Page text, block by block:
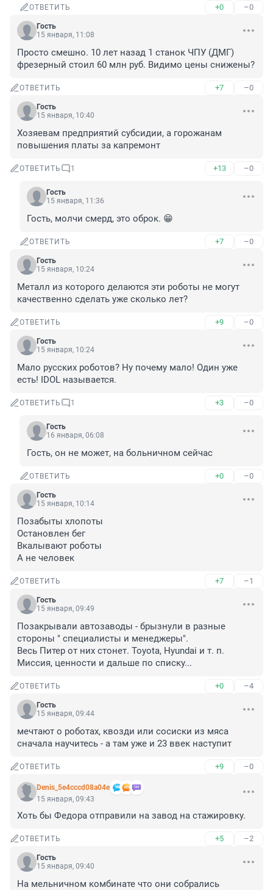
ОТВЕТИТЬ +0 –0
Гость
15 января, 11:08
Просто смешно. 10 лет назад 1 станок ЧПУ (ДМГ)
фрезерный стоил 60 млн руб. Видимо цены снижены?
ОТВЕТИТЬ +7 –0
Гость
15 января, 10:40
Хозяевам предприятий субсидии, а горожанам
повышения платы за капремонт
ОТВЕТИТЬ 1 +13 –0
Гость
15 января, 11:36
Гость, молчи смерд, это оброк. 😁
ОТВЕТИТЬ +7 –0
Гость
15 января, 10:24
Металл из которого делаются эти роботы не могут
качественно сделать уже сколько лет?
ОТВЕТИТЬ +9 –0
Гость
15 января, 10:24
Мало русских роботов? Ну почему мало! Один уже
есть! IDOL называется.
ОТВЕТИТЬ 1 +3 –0
Гость
16 января, 06:08
Гость, он не может, на больничном сейчас
ОТВЕТИТЬ +0 –0
Гость
15 января, 10:14
Позабыты хлопоты
Остановлен бег
Вкалывают роботы
А не человек
ОТВЕТИТЬ +7 –1
Гость
15 января, 09:49
Позакрывали автозаводы - брызнули в разные
стороны " специалисты и менеджеры".
Весь Питер от них стонет. Toyota, Hyundai и т. п.
Миссия, ценности и дальше по списку...
ОТВЕТИТЬ +0 –4
Гость
15 января, 09:44
мечтают о роботах, квозди или сосиски из мяса
сначала научитесь - а там уже и 23 ввек наступит
ОТВЕТИТЬ +9 –0
Denis_5e4cccd08a04e
15 января, 09:43
Хоть бы Федора отправили на завод на стажировку.
ОТВЕТИТЬ +5 –2
Гость
15 января, 09:40
На мельничном комбинате что они собрались